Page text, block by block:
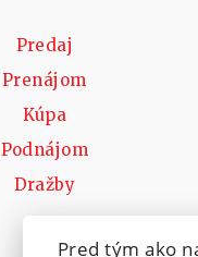
Predaj
Prenájom
Kúpa
Podnájom
Dražby
Pred tým ako